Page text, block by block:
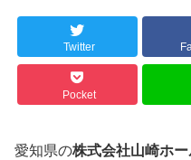
Twitter
Pocket
愛知県の株式会社山崎ホ